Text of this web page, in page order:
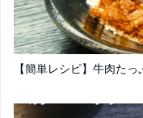
【簡単レシピ】牛肉た